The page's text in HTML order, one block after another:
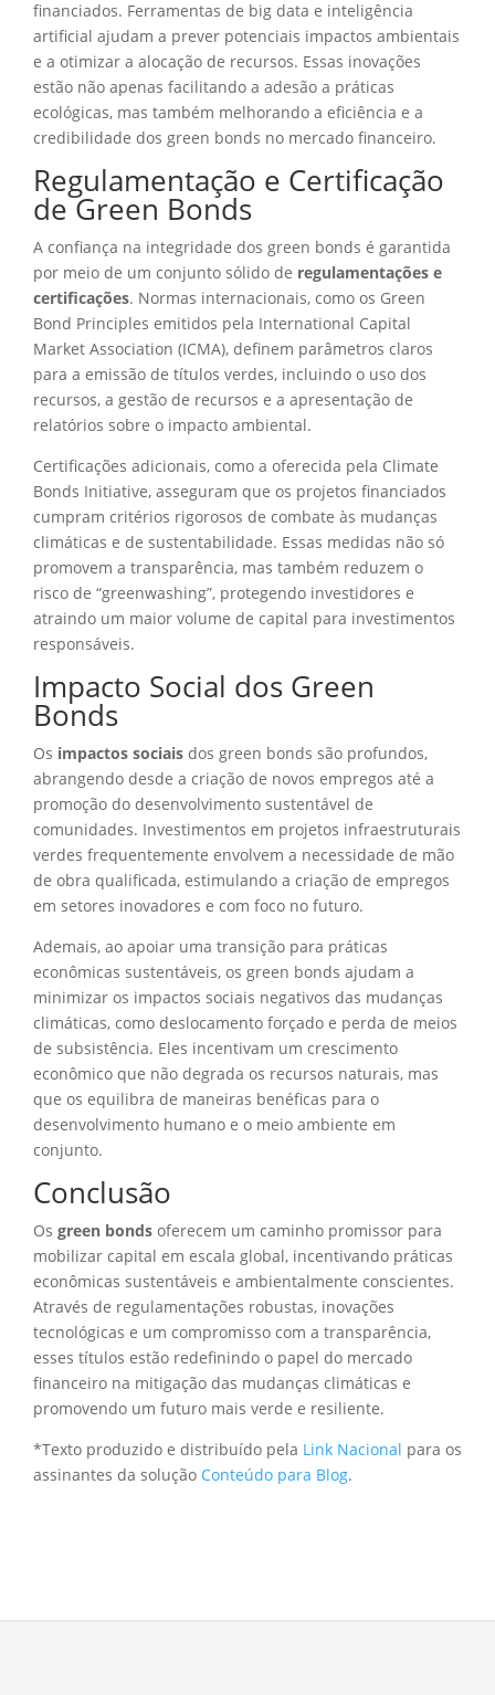
financiados. Ferramentas de big data e inteligência
artificial ajudam a prever potenciais impactos ambientais
e a otimizar a alocação de recursos. Essas inovações
estão não apenas facilitando a adesão a práticas
ecológicas, mas também melhorando a eficiência e a
credibilidade dos green bonds no mercado financeiro.
Regulamentação e Certificação
de Green Bonds
A confiança na integridade dos green bonds é garantida
por meio de um conjunto sólido de regulamentações e
certificações. Normas internacionais, como os Green
Bond Principles emitidos pela International Capital
Market Association (ICMA), definem parâmetros claros
para a emissão de títulos verdes, incluindo o uso dos
recursos, a gestão de recursos e a apresentação de
relatórios sobre o impacto ambiental.
Certificações adicionais, como a oferecida pela Climate
Bonds Initiative, asseguram que os projetos financiados
cumpram critérios rigorosos de combate às mudanças
climáticas e de sustentabilidade. Essas medidas não só
promovem a transparência, mas também reduzem o
risco de “greenwashing”, protegendo investidores e
atraindo um maior volume de capital para investimentos
responsáveis.
Impacto Social dos Green
Bonds
Os impactos sociais dos green bonds são profundos,
abrangendo desde a criação de novos empregos até a
promoção do desenvolvimento sustentável de
comunidades. Investimentos em projetos infraestruturais
verdes frequentemente envolvem a necessidade de mão
de obra qualificada, estimulando a criação de empregos
em setores inovadores e com foco no futuro.
Ademais, ao apoiar uma transição para práticas
econômicas sustentáveis, os green bonds ajudam a
minimizar os impactos sociais negativos das mudanças
climáticas, como deslocamento forçado e perda de meios
de subsistência. Eles incentivam um crescimento
econômico que não degrada os recursos naturais, mas
que os equilibra de maneiras benéficas para o
desenvolvimento humano e o meio ambiente em
conjunto.
Conclusão
Os green bonds oferecem um caminho promissor para
mobilizar capital em escala global, incentivando práticas
econômicas sustentáveis e ambientalmente conscientes.
Através de regulamentações robustas, inovações
tecnológicas e um compromisso com a transparência,
esses títulos estão redefinindo o papel do mercado
financeiro na mitigação das mudanças climáticas e
promovendo um futuro mais verde e resiliente.
*Texto produzido e distribuído pela Link Nacional para os
assinantes da solução Conteúdo para Blog.